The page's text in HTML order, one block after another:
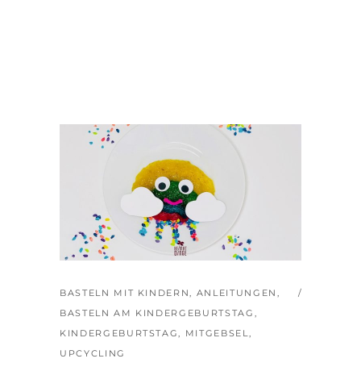
BASTELN MIT KINDERN, ANLEITUNGEN ,
BASTELN AM KINDERGEBURTSTAG ,
KINDERGEBURTSTAG, MITGEBSEL,
UPCYCLING